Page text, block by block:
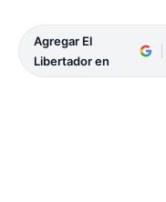
Agregar El
Libertador en